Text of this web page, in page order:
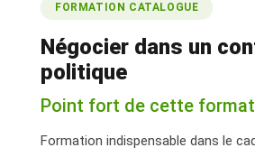
GUIDES PRATIQUES
CONTACT
ESPACE PERSONNEL
FORMATION CATALOGUE
Négocier dans un
politique
Point fort de cette
Formation indispensable dans le